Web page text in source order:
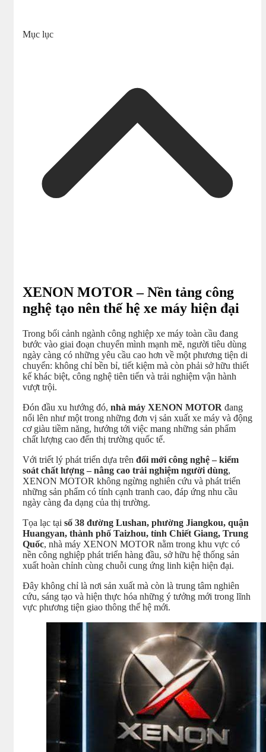
Mục lục
XENON MOTOR – Nền tảng công
nghệ tạo nên thế hệ xe máy hiện đại
Trong bối cảnh ngành công nghiệp xe máy toàn cầu đang
bước vào giai đoạn chuyển mình mạnh mẽ, người tiêu dùng
ngày càng có những yêu cầu cao hơn về một phương tiện di
chuyển: không chỉ bền bỉ, tiết kiệm mà còn phải sở hữu thiết
kế khác biệt, công nghệ tiên tiến và trải nghiệm vận hành
vượt trội.
Đón đầu xu hướng đó, nhà máy XENON MOTOR đang
nổi lên như một trong những đơn vị sản xuất xe máy và động
cơ giàu tiềm năng, hướng tới việc mang những sản phẩm
chất lượng cao đến thị trường quốc tế.
Với triết lý phát triển dựa trên đổi mới công nghệ – kiểm
soát chất lượng – nâng cao trải nghiệm người dùng,
XENON MOTOR không ngừng nghiên cứu và phát triển
những sản phẩm có tính cạnh tranh cao, đáp ứng nhu cầu
ngày càng đa dạng của thị trường.
Tọa lạc tại số 38 đường Lushan, phường Jiangkou, quận
Huangyan, thành phố Taizhou, tỉnh Chiết Giang, Trung
Quốc, nhà máy XENON MOTOR nằm trong khu vực có
nền công nghiệp phát triển hàng đầu, sở hữu hệ thống sản
xuất hoàn chỉnh cùng chuỗi cung ứng linh kiện hiện đại.
Đây không chỉ là nơi sản xuất mà còn là trung tâm nghiên
cứu, sáng tạo và hiện thực hóa những ý tưởng mới trong lĩnh
vực phương tiện giao thông thế hệ mới.